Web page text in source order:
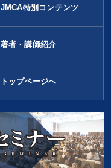
JMCA特別コンテンツ
著者・講師紹介
トップページへ